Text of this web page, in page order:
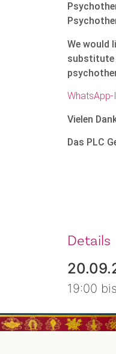
We would
substitute
Vielen
Das PLC
Details
19:00